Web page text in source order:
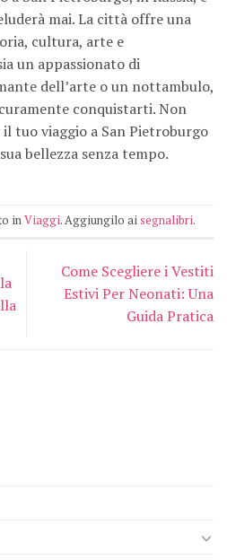
mai. La città offre una
cultura, arte e
un appassionato di
dell’arte o un nottambulo,
conquistarti. Non
tuo viaggio a San Pietroburgo
bellezza senza tempo.
inViaggi. Aggiungilo aisegnalibri.
Come Scegliere i Vestiti
Estivi Per Neonati: Una
Guida Pratica